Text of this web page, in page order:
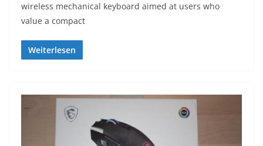
wireless mechanical keyboard aimed at users who
value a compact
Weiterlesen